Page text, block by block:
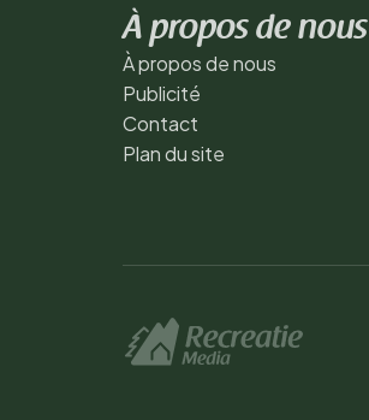
À propos de nous
À propos de nous
Publicité
Contact
Plan du site